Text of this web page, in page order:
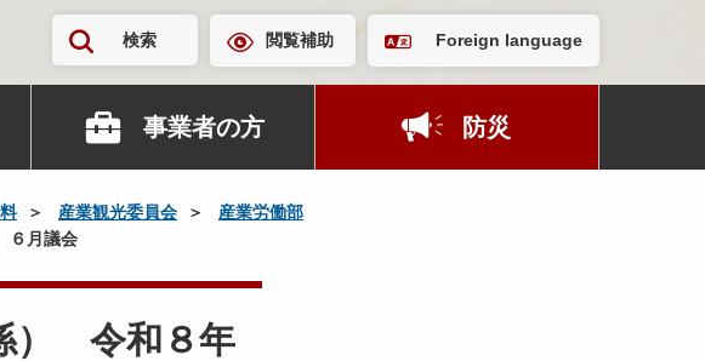
検索 閲覧補助 Foreign language
事業者の方 防災
産業観光委員会
産業労働部
６月議会
） 令和８年